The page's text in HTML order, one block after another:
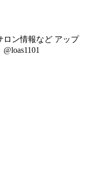
ロン情報など アップ